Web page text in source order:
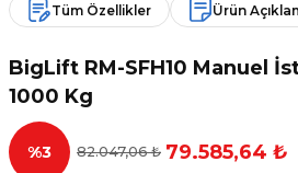
Tüm Özellikler Ürün
BigLift RM-SFH10 Manuel
1000 Kg
%3 82.047,06 ₺ 79.585,64 ₺